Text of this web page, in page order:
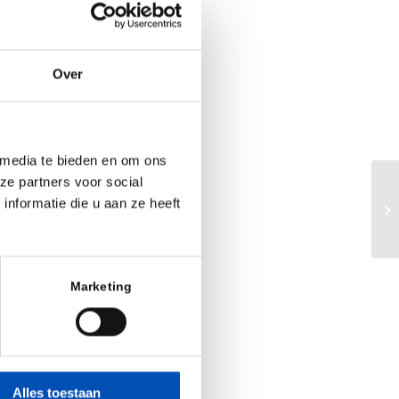
Over
te bieden en om ons
partners voor social
die u aan ze heeft
Marketing
Alles toestaan
overheid ook
het Nationaal
gezamenlijke
lange traject
van
op de plank
verder helpt.
die kunnen
aan het